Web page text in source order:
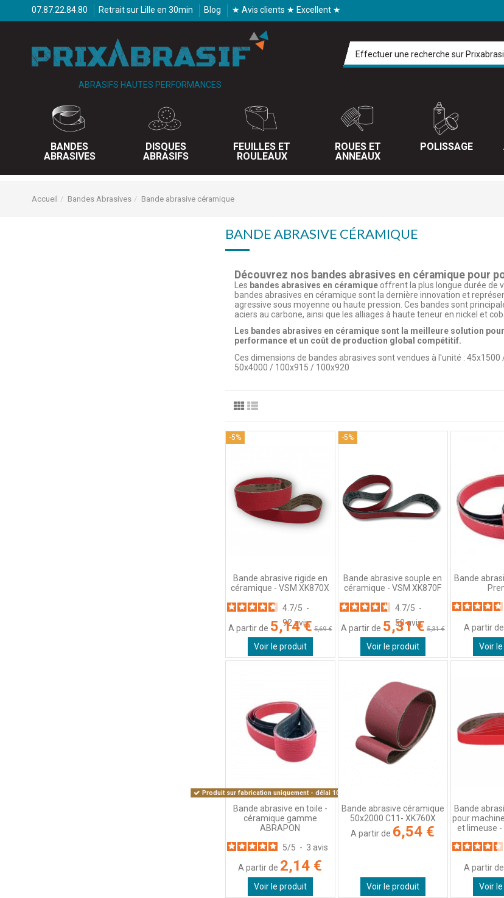
07.87.22.84.80 Retrait sur Lille en 30min Blog ★ Avis clients ★ Excellent ★
ABRASIFS HAUTES PERFORMANCES
BANDES
ABRASIVES
DISQUES
ABRASIFS
FEUILLES ET
ROULEAUX
ROUES ET
ANNEAUX
POLISSAGE
Accueil Bandes Abrasives Bande abrasive céramique
BANDE ABRASIVE CÉRAMIQUE
Découvrez nos bandes abrasives en céramique pour
Les bandes abrasives en céramiqueoffrent la plus longue durée de
bandes abrasives en céramique sont la dernière innovation et
agressive sous moyenne ou haute pression. Ces bandes sont
aciers au carbone, ainsi que les alliages à haute teneur en nickel et
Les bandes abrasives en céramique sont la meilleure solution
performance et un coût de production global compétitif.
Ces dimensions de bandes abrasives sont vendues à l'unité : 45x1500
50x4000 / 100x915 / 100x920
-5%
Bande abrasive rigide en
céramique - VSM XK870X
4.7/5 -
92avis
A partir de 5,14 € 5,69 €
Voir le produit
-5%
Bande abrasive souple en
céramique - VSM XK870F
4.7/5 -
50avis
A partir de 5,31 € 5,31 €
Voir le produit
Bande
A partir de
Voir
Produit sur fabrication uniquement - délai 10/15 jours
Bande abrasive en toile -
céramique gamme
ABRAPON
5/5 - 3 avis
A partir de 2,14 €
Voir le produit
Bande abrasive céramique
50x2000 C11- XK760X
A partir de 6,54 €
Voir le produit
Bande
pour
et limeuse -
A partir de
Voir